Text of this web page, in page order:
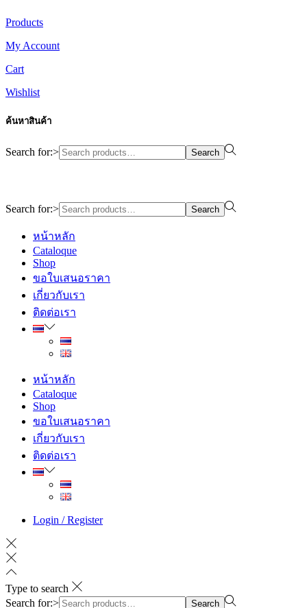
Products
My Account
Cart
Wishlist
ค้นหาสินค้า
Search for:> Search
Search for:> Search
หน้าหลัก
Cataloque
Shop
ขอใบเสนอราคา
เกี่ยวกับเรา
ติดต่อเรา
หน้าหลัก
Cataloque
Shop
ขอใบเสนอราคา
เกี่ยวกับเรา
ติดต่อเรา
Login / Register
Type to search
Search for:>
Search